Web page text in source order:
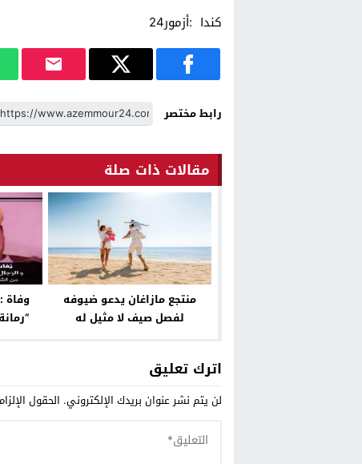
كندا :أزمور24
رابط مختصر
مقالات ذات صلة
منتجع مازاغان يدعو ضيوفه
لفصل صيف لا مثيل له
وفاة
اترك تعليق
لن يتم نشر عنوان بريدك الإلكتروني. الحقول